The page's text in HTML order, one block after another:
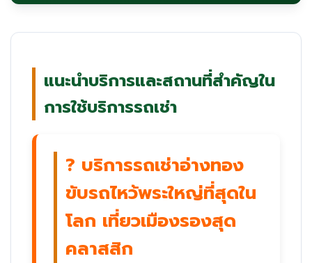
แนะนำบริการและสถานที่สำคัญใน
การใช้บริการรถเช่า
? บริการรถเช่าอ่างทอง
ขับรถไหว้พระใหญ่ที่สุดใน
โลก เที่ยวเมืองรองสุด
คลาสสิก